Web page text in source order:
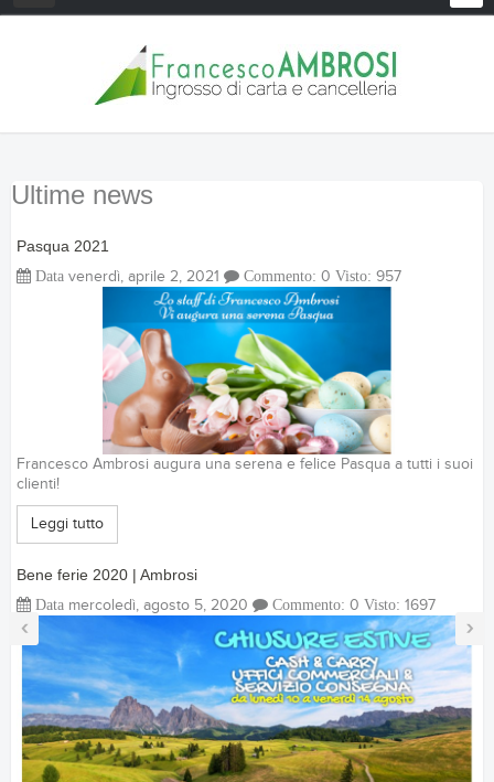
Toggle
Ultime news
‹ ›
Pasqua 2021
Data venerdì, aprile 2, 2021 Commento: 0 Visto: 957
Francesco Ambrosi augura una serena e felice Pasqua a tutti i suoi
clienti!
Leggi tutto
Bene ferie 2020 | Ambrosi
Data mercoledì, agosto 5, 2020 Commento: 0 Visto: 1697